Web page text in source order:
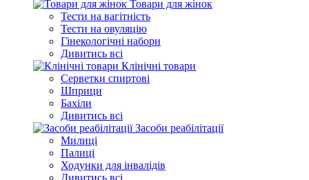
Товари для жінок
Тести на вагітність
Тести на овуляцію
Гінекологічні набори
Дивитись всі
Клінічні товари
Серветки спиртові
Шприци
Бахіли
Дивитись всі
Засоби реабілітації
Милиці
Палиці
Ходунки для інвалідів
Дивитись всі